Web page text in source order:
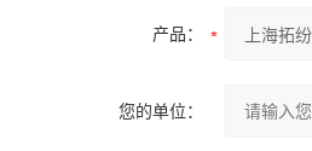
产品：
您的单位：